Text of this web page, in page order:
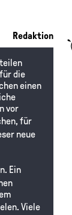
Redaktion
die
einen
vor
für
neue
Ein
Viele